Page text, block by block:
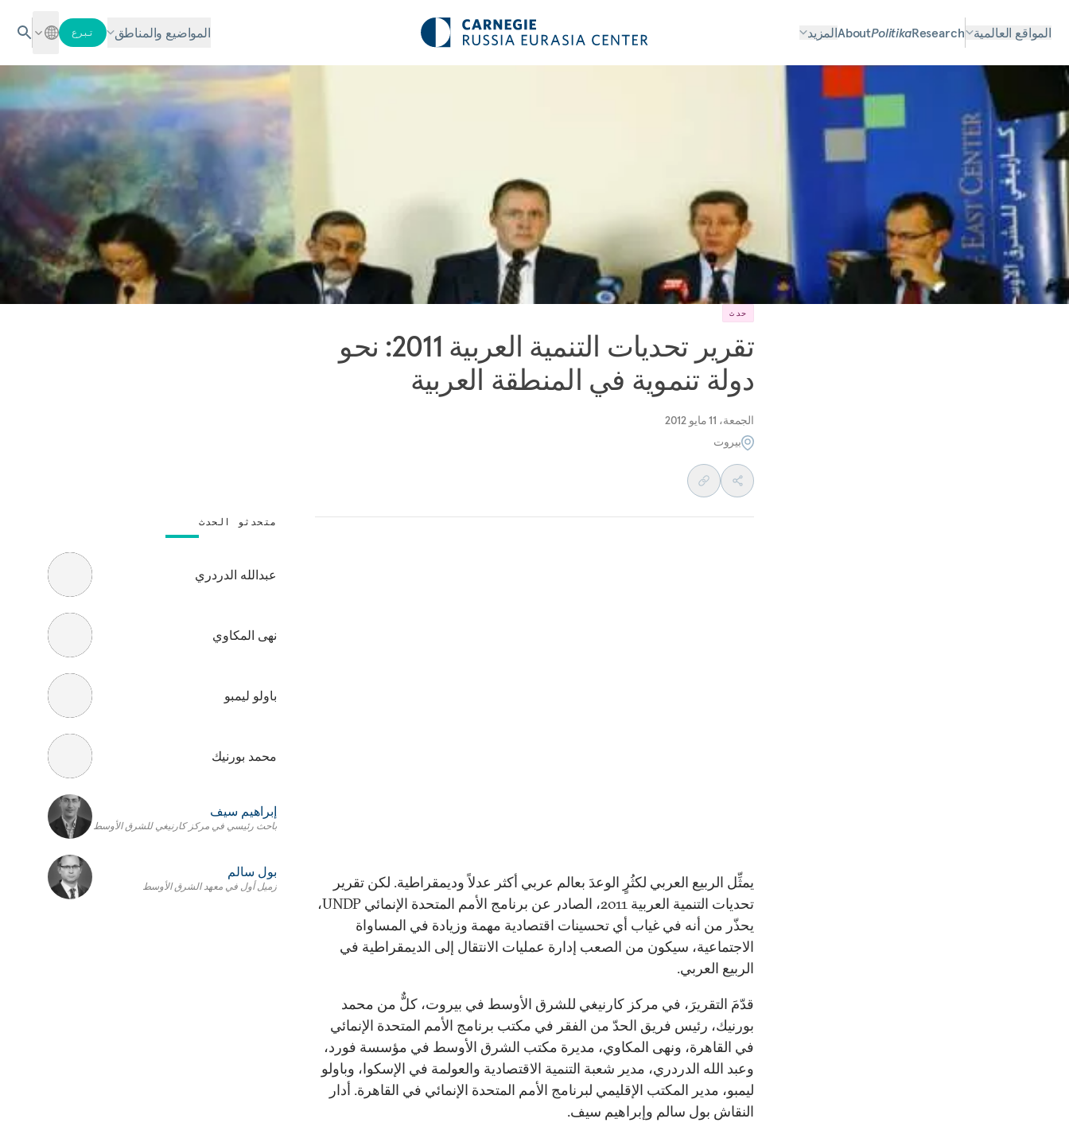
المواقع العالمية Research
Politika
Aboutالمزيد المواضيع والمناطق تبرع
حدث
تقرير تحديات التنمية العربية 2011: نحو
دولة تنموية في المنطقة العربية
الجمعة، 11 مايو 2012
بيروت
يمثِّل الربيع العربي لكثُرٍ الوعدَ بعالم عربي أكثر عدلاً وديمقراطية. لكن تقرير
تحديات التنمية العربية 2011، الصادر عن برنامج الأمم المتحدة الإنمائي UNDP،
يحذّر من أنه في غياب أي تحسينات اقتصادية مهمة وزيادة في المساواة
الاجتماعية، سيكون من الصعب إدارة عمليات الانتقال إلى الديمقراطية في
الربيع العربي.
قدّمَ التقريرَ، في مركز كارنيغي للشرق الأوسط في بيروت، كلٌّ من محمد
بورنيك، رئيس فريق الحدّ من الفقر في مكتب برنامج الأمم المتحدة الإنمائي
في القاهرة، ونهى المكاوي، مديرة مكتب الشرق الأوسط في مؤسسة فورد،
وعبد الله الدردري، مدير شعبة التنمية الاقتصادية والعولمة في الإسكوا، وباولو
ليمبو، مدير المكتب الإقليمي لبرنامج الأمم المتحدة الإنمائي في القاهرة. أدار
النقاش بول سالم وإبراهيم سيف.
متحدثو الحدث
عبدالله الدردري
نهى المكاوي
باولو ليمبو
محمد بورنيك
إبراهيم سيف
باحث رئيسي في مركز كارنيغي للشرق الأوسط
بول سالم
زميل أول في معهد الشرق الأوسط